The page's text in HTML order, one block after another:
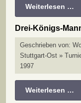
Weiterlesen …
Drei-Königs-
Geschrieben von:
Stuttgart-Ost »
1997
Weiterlesen …